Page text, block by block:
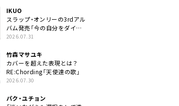
IKUO
スラップ・オンリーの3rdアル
バム発売「今の自分をダイレ
クトに」
2026.07.31
竹森マサユキ
カバーを超えた表現とは？
RE:Chording「天使達の歌」
2026.07.30
パク・ユチョン